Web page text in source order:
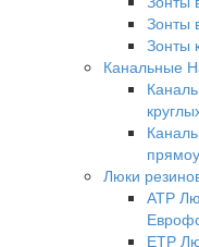
Зонты
Зонты
Канальные
Люки
АТР
ЕТР